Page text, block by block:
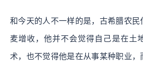
和今天的人不一样的是，古希腊农
麦增收，他并不会觉得自己是在土
术，也不觉得他是在从事某种职业，